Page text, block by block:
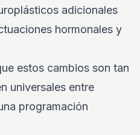
adicionales
hormonales y
estos cambios son tan
universales entre
programación